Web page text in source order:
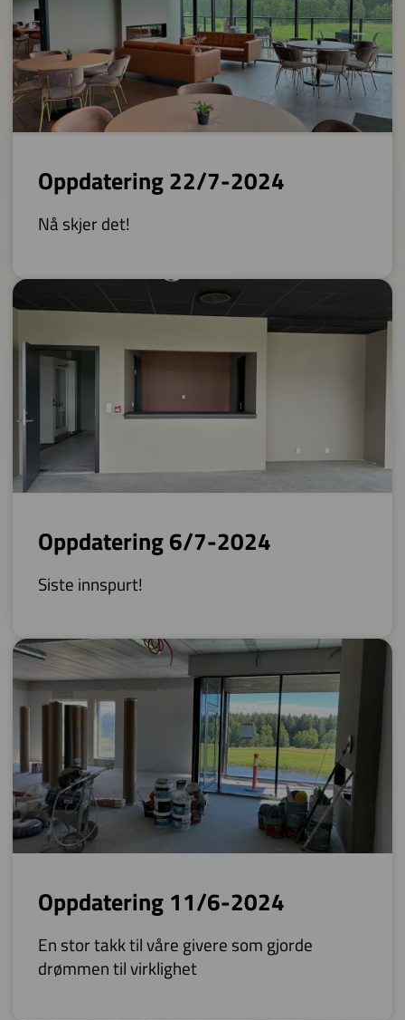
Oppdatering 22/7-2024
Nå skjer det!
Oppdatering 6/7-2024
Siste innspurt!
Oppdatering 11/6-2024
En stor takk til våre givere som gjorde
drømmen til virklighet